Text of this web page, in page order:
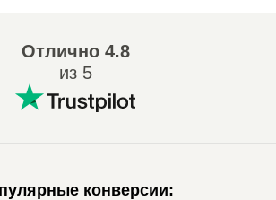
Отлично4.8
из 5
конверсии: